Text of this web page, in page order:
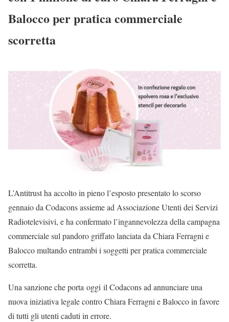
Balocco per pratica commerciale
scorretta
L’Antitrust ha accolto in pieno l’esposto presentato lo scorso
gennaio da Codacons assieme ad Associazione Utenti dei Servizi
Radiotelevisivi, e ha confermato l’ingannevolezza della campagna
commerciale sul pandoro griffato lanciata da Chiara Ferragni e
Balocco multando entrambi i soggetti per pratica commerciale
scorretta.
Una sanzione che porta oggi il Codacons ad annunciare una
nuova iniziativa legale contro Chiara Ferragni e Balocco in favore
di tutti gli utenti caduti in errore.